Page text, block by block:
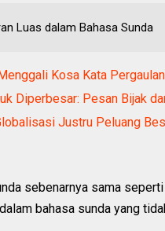
Luas dalam Bahasa Sunda
Kosa Kata
Diperbesar: Pesan Bijak
Justru Peluang
sebenarnya sama
bahasa sunda yang